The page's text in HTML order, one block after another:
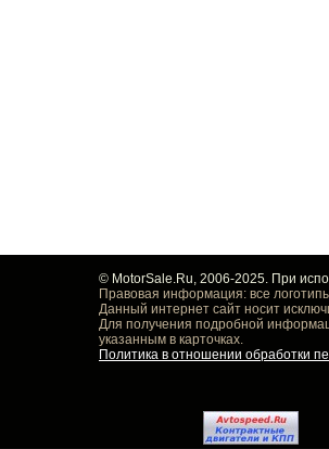
© MotorSale.Ru, 2006-2025. При
Правовая информация: все
Данный интернет сайт носит
Для получения подробной
указанным в карточках.
Политика в отношении обработки